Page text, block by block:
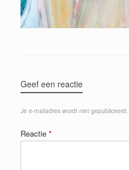
Geef een reactie
Je e-mailadres wordt niet gepubliceerd.
Reactie *